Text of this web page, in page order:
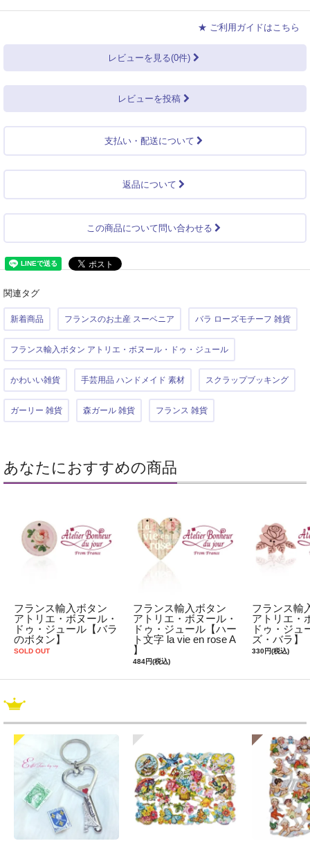
★ ご利用ガイドはこちら
レビューを見る(0件)
レビューを投稿
支払い・配送について
返品について
この商品について問い合わせる
関連タグ
新着商品 フランスのお土産 スーベニア バラ ローズモチーフ 雑貨
フランス輸入ボタン アトリエ・ボヌール・ドゥ・ジュール
かわいい雑貨 手芸用品 ハンドメイド 素材 スクラップブッキング
ガーリー 雑貨 森ガール 雑貨 フランス 雑貨
あなたにおすすめの商品
フランス輸入ボタン
アトリエ・ボヌール・
ドゥ・ジュール【バラ
のボタン】
SOLD OUT
フランス輸入ボタン
アトリエ・ボヌール・
ドゥ・ジュール【ハー
ト文字 la vie en rose A
】
484円(税込)
フランス輸
アトリエ・
ドゥ・ジュ
ズ・バラ】
330円(税込)